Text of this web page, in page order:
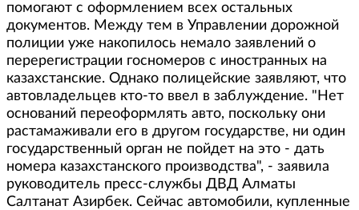
помогают с оформлением всех остальных
документов. Между тем в Управлении дорожной
полиции уже накопилось немало заявлений о
перерегистрации госномеров с иностранных на
казахстанские. Однако полицейские заявляют, что
автовладельцев кто-то ввел в заблуждение. "Нет
оснований переоформлять авто, поскольку они
растамаживали его в другом государстве, ни один
государственный орган не пойдет на это - дать
номера казахстанского производства", - заявила
руководитель пресс-службы ДВД Алматы
Салтанат Азирбек. Сейчас автомобили, купленные